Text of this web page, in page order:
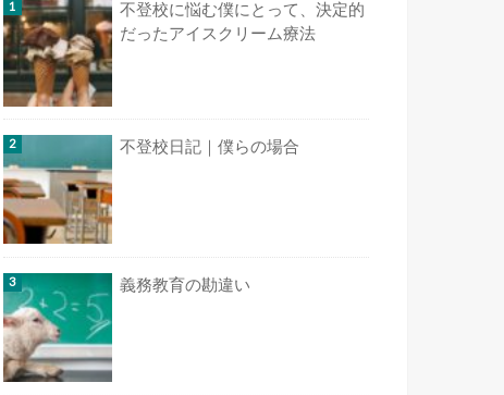
不登校に悩む僕にとって、決定的
だったアイスクリーム療法
不登校日記｜僕らの場合
義務教育の勘違い